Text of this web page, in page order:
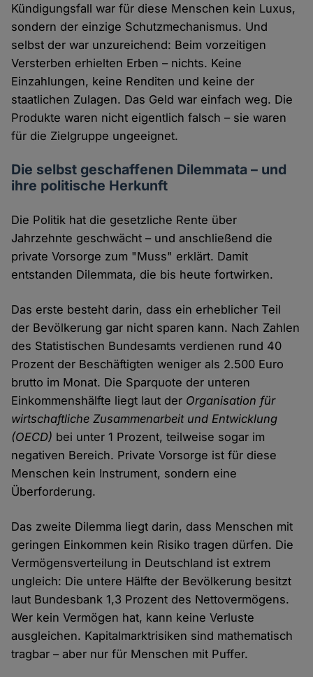
Kündigungsfall war für diese Menschen kein Luxus,
sondern der einzige Schutzmechanismus. Und
selbst der war unzureichend: Beim vorzeitigen
Versterben erhielten Erben – nichts. Keine
Einzahlungen, keine Renditen und keine der
staatlichen Zulagen. Das Geld war einfach weg. Die
Produkte waren nicht eigentlich falsch – sie waren
für die Zielgruppe ungeeignet.
Die selbst geschaffenen Dilemmata – und
ihre politische Herkunft
Die Politik hat die gesetzliche Rente über
Jahrzehnte geschwächt – und anschließend die
private Vorsorge zum "Muss" erklärt. Damit
entstanden Dilemmata, die bis heute fortwirken.
Das erste besteht darin, dass ein erheblicher Teil
der Bevölkerung gar nicht sparen kann. Nach Zahlen
des Statistischen Bundesamts verdienen rund 40
Prozent der Beschäftigten weniger als 2.500 Euro
brutto im Monat. Die Sparquote der unteren
Einkommenshälfte liegt laut der Organisation für
wirtschaftliche Zusammenarbeit und Entwicklung
(OECD) bei unter 1 Prozent, teilweise sogar im
negativen Bereich. Private Vorsorge ist für diese
Menschen kein Instrument, sondern eine
Überforderung.
Das zweite Dilemma liegt darin, dass Menschen mit
geringen Einkommen kein Risiko tragen dürfen. Die
Vermögensverteilung in Deutschland ist extrem
ungleich: Die untere Hälfte der Bevölkerung besitzt
laut Bundesbank 1,3 Prozent des Nettovermögens.
Wer kein Vermögen hat, kann keine Verluste
ausgleichen. Kapitalmarktrisiken sind mathematisch
tragbar – aber nur für Menschen mit Puffer.